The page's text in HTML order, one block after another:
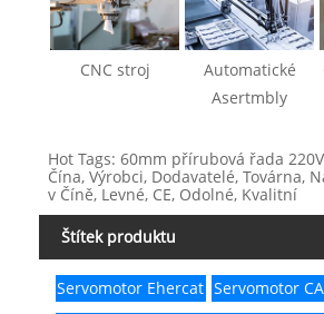
CNC stroj
Automatické
Asertmbly
Hot Tags: 60mm přírubová řada
Čína, Výrobci, Dodavatelé, Továrna,
v Číně, Levné, CE, Odolné, Kvalitní
Štítek produktu
Servomotor Ehercat Servomotor